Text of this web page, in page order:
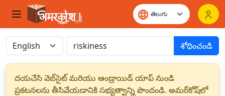
శోధించండి
దయచేసి వెబ్‌సైట్ మరియు ఆండ్రాయిడ్ యాప్ నుండి
ప్రకటనలను తీసివేయడానికి సభ్యత్వాన్ని పొందండి. అమర్‌కోష్‌లో